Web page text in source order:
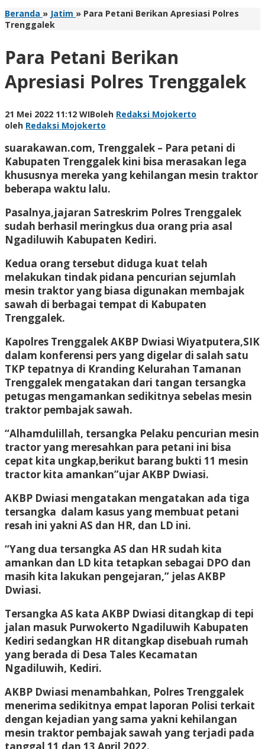
Beranda » Jatim » Para Petani Berikan Apresiasi Polres
Trenggalek
Para Petani Berikan
Apresiasi Polres Trenggalek
21 Mei 2022 11:12 WIBoleh Redaksi Mojokerto
oleh Redaksi Mojokerto
suarakawan.com, Trenggalek – Para petani di
Kabupaten Trenggalek kini bisa merasakan lega
khususnya mereka yang kehilangan mesin traktor
beberapa waktu lalu.
Pasalnya,jajaran Satreskrim Polres Trenggalek
sudah berhasil meringkus dua orang pria asal
Ngadiluwih Kabupaten Kediri.
Kedua orang tersebut diduga kuat telah
melakukan tindak pidana pencurian sejumlah
mesin traktor yang biasa digunakan membajak
sawah di berbagai tempat di Kabupaten
Trenggalek.
Kapolres Trenggalek AKBP Dwiasi Wiyatputera,SIK
dalam konferensi pers yang digelar di salah satu
TKP tepatnya di Kranding Kelurahan Tamanan
Trenggalek mengatakan dari tangan tersangka
petugas mengamankan sedikitnya sebelas mesin
traktor pembajak sawah.
“Alhamdulillah, tersangka Pelaku pencurian mesin
tractor yang meresahkan para petani ini bisa
cepat kita ungkap,berikut barang bukti 11 mesin
tractor kita amankan”ujar AKBP Dwiasi.
AKBP Dwiasi mengatakan mengatakan ada tiga
tersangka dalam kasus yang membuat petani
resah ini yakni AS dan HR, dan LD ini.
“Yang dua tersangka AS dan HR sudah kita
amankan dan LD kita tetapkan sebagai DPO dan
masih kita lakukan pengejaran,” jelas AKBP
Dwiasi.
Tersangka AS kata AKBP Dwiasi ditangkap di tepi
jalan masuk Purwokerto Ngadiluwih Kabupaten
Kediri sedangkan HR ditangkap disebuah rumah
yang berada di Desa Tales Kecamatan
Ngadiluwih, Kediri.
AKBP Dwiasi menambahkan, Polres Trenggalek
menerima sedikitnya empat laporan Polisi terkait
dengan kejadian yang sama yakni kehilangan
mesin traktor pembajak sawah yang terjadi pada
tanggal 11 dan 13 April 2022.